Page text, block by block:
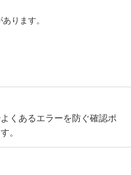
ります。
くあるエラーを防ぐ確認ポ
。